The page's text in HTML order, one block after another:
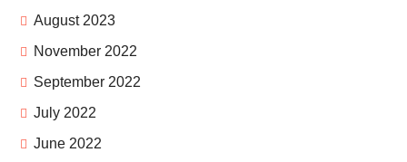
August 2023
November 2022
September 2022
July 2022
June 2022